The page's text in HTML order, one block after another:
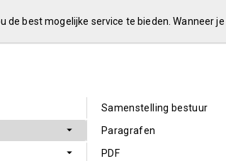
de best mogelijke service te bieden. Wanneer
Samenstelling bestuur
Paragrafen
PDF